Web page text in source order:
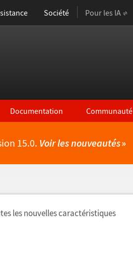
Société Pour les IA
Documentation Communauté
15.0. Voir les nouveautés»
les nouvelles caractéristiques